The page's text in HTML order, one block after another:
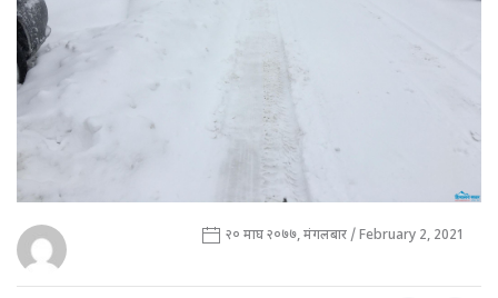
२० माघ २०७७, मंगलबार / February 2, 2021